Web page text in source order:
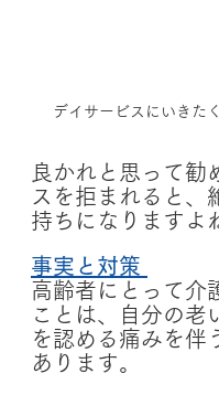
デイサービスにいきた
良かれと思って勧
スを拒まれると、
持ちになりますよ
事実と対策
高齢者にとって介
ことは、自分の老
を認める痛みを伴
あります。